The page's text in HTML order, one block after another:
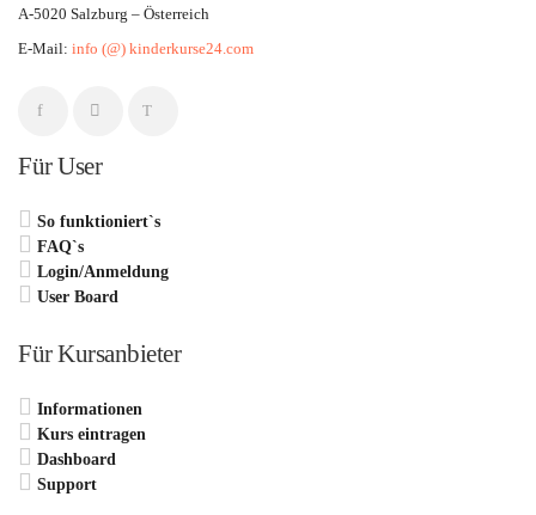
A-5020 Salzburg – Österreich
E-Mail: info (@) kinderkurse24.com
Für User
So funktioniert`s
FAQ`s
Login/Anmeldung
User Board
Für Kursanbieter
Informationen
Kurs eintragen
Dashboard
Support